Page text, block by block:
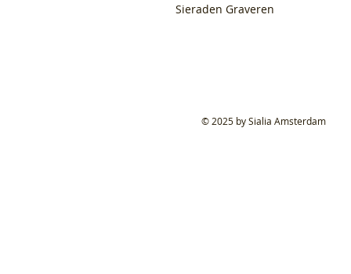
Sieraden Graveren
© 2025 by Sialia Amsterdam